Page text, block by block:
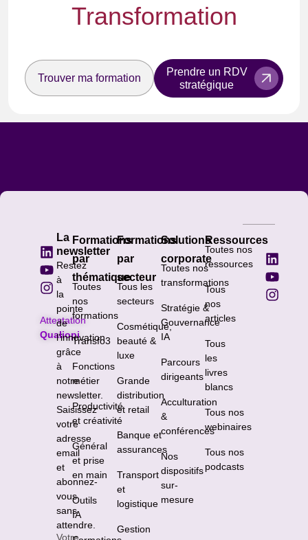
Transformation
Trouver ma formation
Prendre un RDV
stratégique
Attestation
Qualiopi
La
newsletter
Restez
à
la
pointe
de
l’innovation
grâce
à
notre
newsletter.
Saisissez
votre
adresse
email
et
abonnez-
vous
sans
attendre.
Votre
Formations
par
thématique
Toutes
nos
formations
Transfo3
Fonctions
métier
Productivité
et créativité
Général
et prise
en main
Outils
IA
Formations
par
secteur
Tous les
secteurs
Cosmétique,
beauté &
luxe
Grande
distribution
et retail
Banque et
assurances
Transport
et
logistique
Gestion
Solutions
corporate
Toutes nos
transformations
Stratégie &
Gouvernance
IA
Parcours
dirigeants
Acculturation
&
conférences
Nos
dispositifs
sur-
mesure
Ressources
Toutes nos
ressources
Tous
nos
articles
Tous
les
livres
blancs
Tous nos
webinaires
Tous nos
podcasts